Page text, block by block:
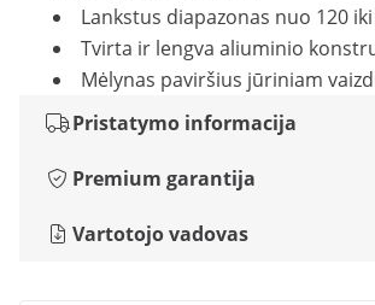
Lankstus diapazonas nuo 120
Tvirta ir lengva aliuminio
Mėlynas paviršius jūriniam
Pristatymo informacija
Premium garantija
Vartotojo vadovas